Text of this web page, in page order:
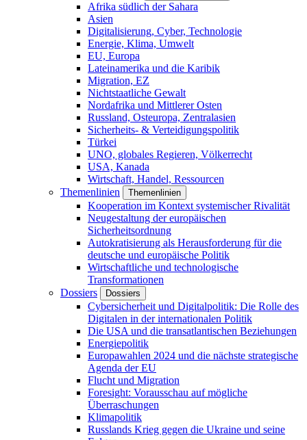
Afrika südlich der Sahara
Asien
Digitalisierung, Cyber, Technologie
Energie, Klima, Umwelt
EU, Europa
Lateinamerika und die Karibik
Migration, EZ
Nichtstaatliche Gewalt
Nordafrika und Mittlerer Osten
Russland, Osteuropa, Zentralasien
Sicherheits- & Verteidigungspolitik
Türkei
UNO, globales Regieren, Völkerrecht
USA, Kanada
Wirtschaft, Handel, Ressourcen
Themenlinien
Themenlinien
Kooperation im Kontext systemischer Rivalität
Neugestaltung der europäischen
Sicherheitsordnung
Autokratisierung als Herausforderung für die
deutsche und europäische Politik
Wirtschaftliche und technologische
Transformationen
Dossiers
Dossiers
Cybersicherheit und Digitalpolitik: Die Rolle des
Digitalen in der internationalen Politik
Die USA und die transatlantischen Beziehungen
Energiepolitik
Europawahlen 2024 und die nächste strategische
Agenda der EU
Flucht und Migration
Foresight: Vorausschau auf mögliche
Überraschungen
Klimapolitik
Russlands Krieg gegen die Ukraine und seine